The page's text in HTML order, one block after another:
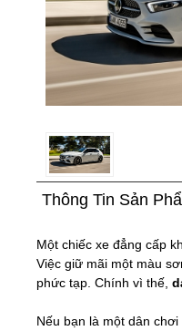
Thông Tin Sản
Một chiếc xe đẳng cấp
Việc giữ mãi một màu
phức tạp. Chính vì thế,
Nếu bạn là một dân